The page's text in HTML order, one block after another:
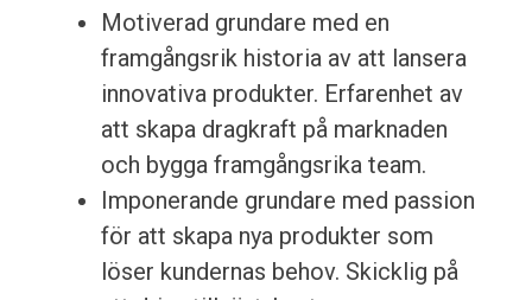
Motiverad grundare med en
framgångsrik historia av att lansera
innovativa produkter. Erfarenhet av
att skapa dragkraft på marknaden
och bygga framgångsrika team.
Imponerande grundare med passion
för att skapa nya produkter som
löser kundernas behov. Skicklig på